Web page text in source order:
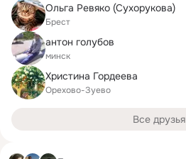
Ольга Ревяко (Сухорукова)
Брест
антон голубов
минск
Христина Гордеева
Орехово-Зуево
Все друзья